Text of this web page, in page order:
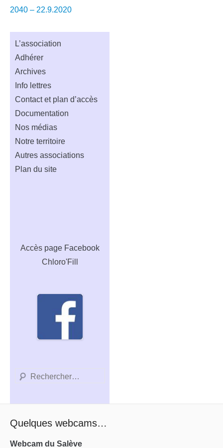
les
2040 – 22.9.2020
L’association
Adhérer
Archives
Info lettres
Contact et plan d’accès
Documentation
Nos médias
Notre territoire
Autres associations
Plan du site
Accès page Facebook
Chloro'Fill
Recherche
Quelques webcams…
Webcam du Salève